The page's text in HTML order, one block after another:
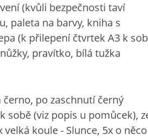
(kvůli bezpečnosti taví
paleta na barvy, kniha s
(k přilepení čtvrtek A3 k
pravítko, bílá tužka
po zaschnutí černý
(viz popis u pomůcek),
koule - Slunce, 5x o něco